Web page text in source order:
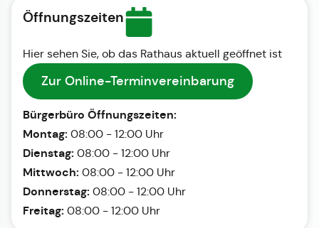
Öffnungszeiten
Hier sehen Sie, ob das Rathaus aktuell geöffnet ist
Zur Online-Terminvereinbarung
Bürgerbüro Öffnungszeiten:
Montag: 08:00 - 12:00 Uhr
Dienstag: 08:00 - 12:00 Uhr
Mittwoch: 08:00 - 12:00 Uhr
Donnerstag: 08:00 - 12:00 Uhr
Freitag: 08:00 - 12:00 Uhr